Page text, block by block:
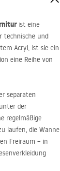
ist eine
technische und
Acryl, ist sie ein
eine Reihe von
separaten
der
regelmäßige
laufen, die Wanne
Freiraum – in